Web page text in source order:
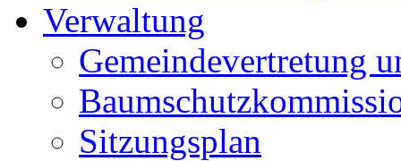
Verwaltung
Gemeindevertretung
Sitzungsplan